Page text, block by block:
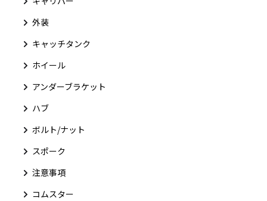
外装
キャッチタンク
ホイール
アンダーブラケット
ハブ
ボルト/ナット
スポーク
注意事項
コムスター